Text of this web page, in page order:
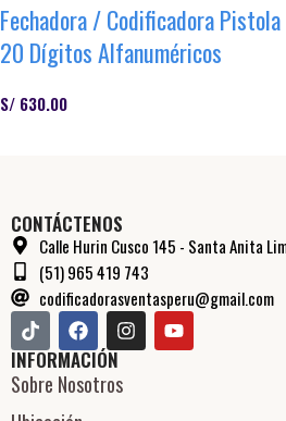
Fechadora / Codificadora
20 Dígitos Alfanuméricos
S/ 630.00
CONTÁCTENOS
Calle Hurin Cusco 145 - Santa Anita
(51) 965 419 743
codificadorasventasperu@gmail.com
INFORMACIÓN
Sobre Nosotros